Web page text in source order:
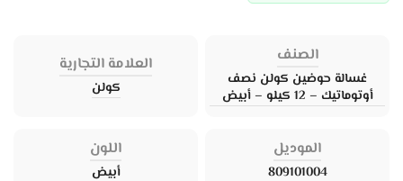
الصنف
غسالة حوضين كولن نصف
أوتوماتيك – 12 كيلو – أبيض
العلامة التجارية
كولن
الموديل
809101004
اللون
أبيض